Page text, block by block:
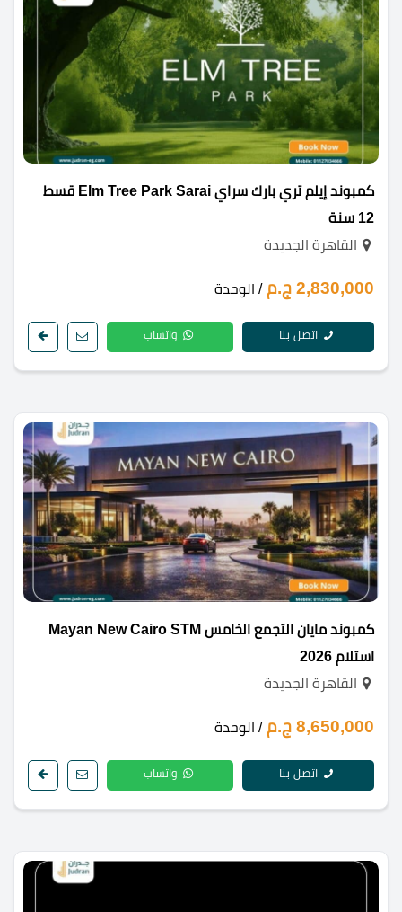
كمبوند إيلم تري بارك سراي Elm Tree Park Sarai قسط
12 سنة
القاهرة الجديدة
2,830,000 ج.م / الوحدة
اتصل بنا واتساب
كمبوند مايان التجمع الخامس Mayan New Cairo STM
استلام 2026
القاهرة الجديدة
8,650,000 ج.م / الوحدة
اتصل بنا واتساب